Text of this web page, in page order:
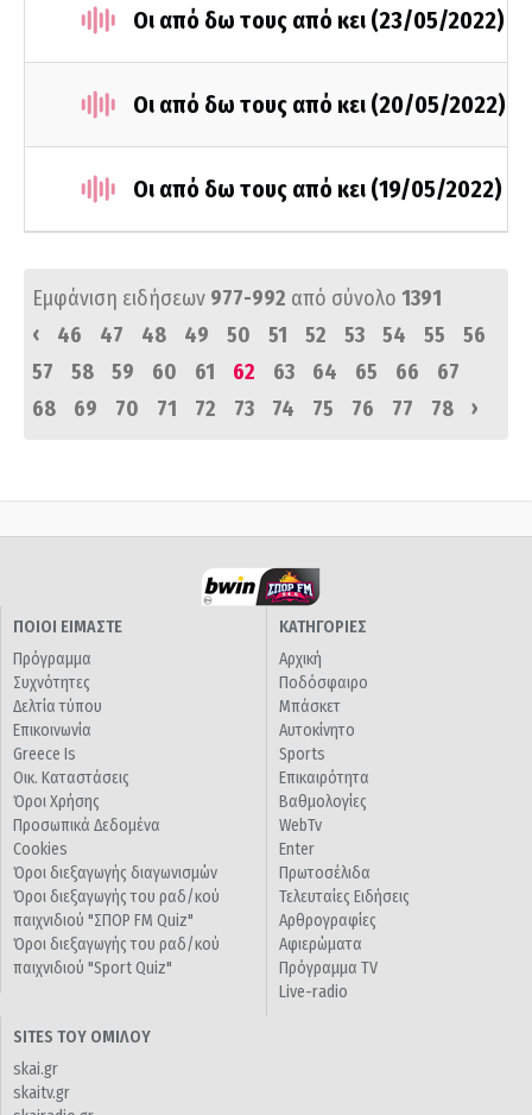
Οι από δω τους από κει (23/05/2022)
Οι από δω τους από κει (20/05/2022)
Οι από δω τους από κει (19/05/2022)
Εμφάνιση ειδήσεων 977-992 από σύνολο 1391
‹
46 47 48 49 50 51 52 53 54 55
56
57
58 59 60 61 62 63 64 65 66
67
68
69 70 71 72 73 74 75 76 77 78 ›
ΠΟΙΟΙ ΕΙΜΑΣΤΕ
Πρόγραμμα
Συχνότητες
Δελτία τύπου
Επικοινωνία
Greece Is
Οικ. Καταστάσεις
Όροι Χρήσης
Προσωπικά Δεδομένα
Cookies
Όροι διεξαγωγής διαγωνισμών
Όροι διεξαγωγής του ραδ/κού
παιχνιδιού "ΣΠΟΡ FM Quiz"
Όροι διεξαγωγής του ραδ/κού
παιχνιδιού "Sport Quiz"
ΚΑΤΗΓΟΡΙΕΣ
Αρχική
Ποδόσφαιρο
Μπάσκετ
Αυτοκίνητο
Sports
Επικαιρότητα
Βαθμολογίες
WebTv
Enter
Πρωτοσέλιδα
Τελευταίες Ειδήσεις
Αρθρογραφίες
Αφιερώματα
Πρόγραμμα TV
Live-radio
SITES ΤΟΥ ΟΜΙΛΟΥ
skai.gr
skaitv.gr